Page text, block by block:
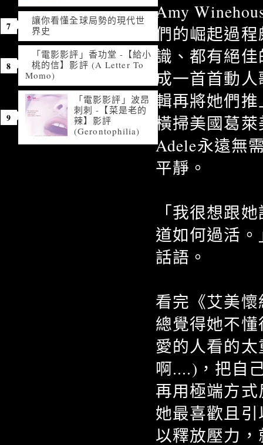
Amy
們的崛起過
識、都有絕
成一首首動
輯再將她們
橫掃美國葛
Adele永遠無
平靜。
「我很想跟
道如何過活
話語。
看完《艾美
總覺得她不
愛的人看的
啊....)，把自
再用極端方
她最喜歡且
以釋放壓力
讓你看懂全球局勢的現代世
界史
「電影影評」香功堂 -【給小
桃的信】影評 (A Letter To
Momo)
「電影影評」波昂
刺刺 -【菜是老的
辣】影評
(Gerontophilia)